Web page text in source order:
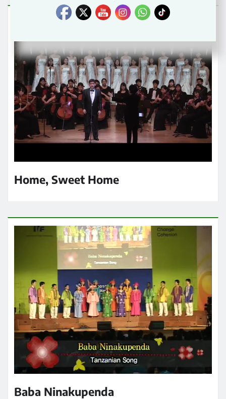
Home, Sweet Home
Baba Ninakupenda